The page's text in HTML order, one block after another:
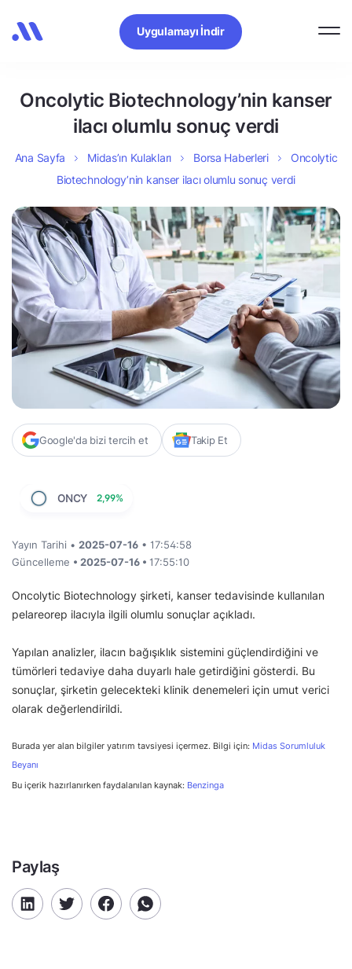
Uygulamayı İndir
Oncolytic Biotechnology’nin kanser
ilacı olumlu sonuç verdi
Ana Sayfa Midas’ın Kulakları Borsa Haberleri
Oncolytic
Biotechnology’nin kanser ilacı olumlu sonuç verdi
Google'da bizi tercih et Takip Et
ONCY 2,99%
Yayın Tarihi • 2025-07-16 • 17:54:58
Güncelleme • 2025-07-16 • 17:55:10
Oncolytic Biotechnology şirketi, kanser tedavisinde kullanılan
pelareorep ilacıyla ilgili olumlu sonuçlar açıkladı.
Yapılan analizler, ilacın bağışıklık sistemini güçlendirdiğini ve
tümörleri tedaviye daha duyarlı hale getirdiğini gösterdi. Bu
sonuçlar, şirketin gelecekteki klinik denemeleri için umut verici
olarak değerlendirildi.
Burada yer alan bilgiler yatırım tavsiyesi içermez. Bilgi için: Midas Sorumluluk
Beyanı
Bu içerik hazırlanırken faydalanılan kaynak: Benzinga
Paylaş